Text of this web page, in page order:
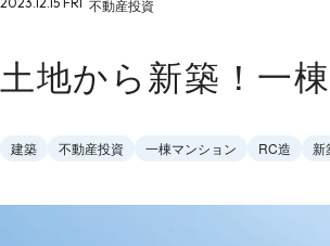
不動産投資
土地から新築！一
建築 不動産投資 一棟マンション RC造 新